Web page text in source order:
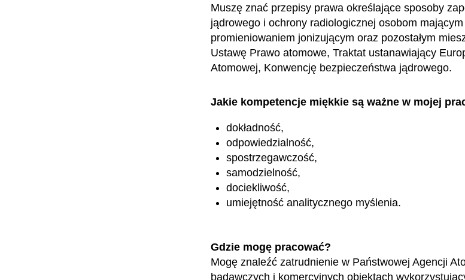
Muszę znać przepisy prawa określające sposoby
jądrowego i ochrony radiologicznej osobom
promieniowaniem jonizującym oraz pozostałym
Ustawę Prawo atomowe, Traktat ustanawiający
Atomowej, Konwencję bezpieczeństwa jądrowego.
Jakie kompetencje miękkie są ważne w mojej
dokładność,
odpowiedzialność,
spostrzegawczość,
samodzielność,
dociekliwość,
umiejętność analitycznego myślenia.
Gdzie mogę pracować?
Mogę znaleźć zatrudnienie w Państwowej Agencji
badawczych i komercyjnych obiektach